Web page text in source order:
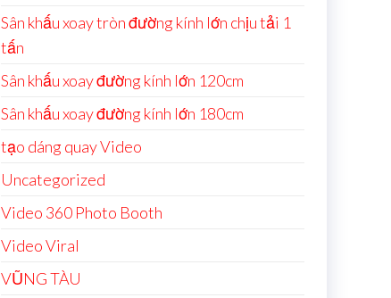
Sân khấu xoay tròn đường kính lớn chịu tải 1
tấn
Sân khấu xoay đường kính lớn 120cm
Sân khấu xoay đường kính lớn 180cm
tạo dáng quay Video
Uncategorized
Video 360 Photo Booth
Video Viral
VŨNG TÀU